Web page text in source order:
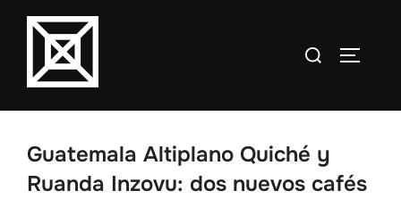
Saltar
contenido
Buscar:
Guatemala Altiplano Quiché y
Ruanda Inzovu: dos nuevos cafés